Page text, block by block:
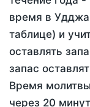
время в
таблице) и
оставлять
запас
Время
через 20